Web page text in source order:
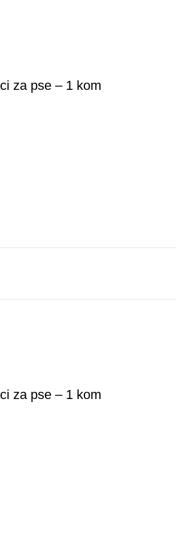
za pse – 1 kom
za pse – 1 kom